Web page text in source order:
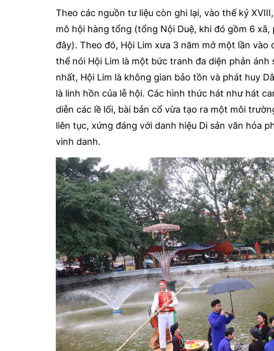
Theo các nguồn tư liệu còn ghi lại, vào thế kỷ
mô hội hàng tổng (tổng Nội Duệ, khi đó gồm 6
đây). Theo đó, Hội Lim xưa 3 năm mở một lần
thể nói Hội Lim là một bức tranh đa diện phản
nhất, Hội Lim là không gian bảo tồn và phát huy
là linh hồn của lễ hội. Các hình thức hát như hát
diễn các lề lối, bài bản cổ vừa tạo ra một môi
liên tục, xứng đáng với danh hiệu Di sản văn hóa
vinh danh.